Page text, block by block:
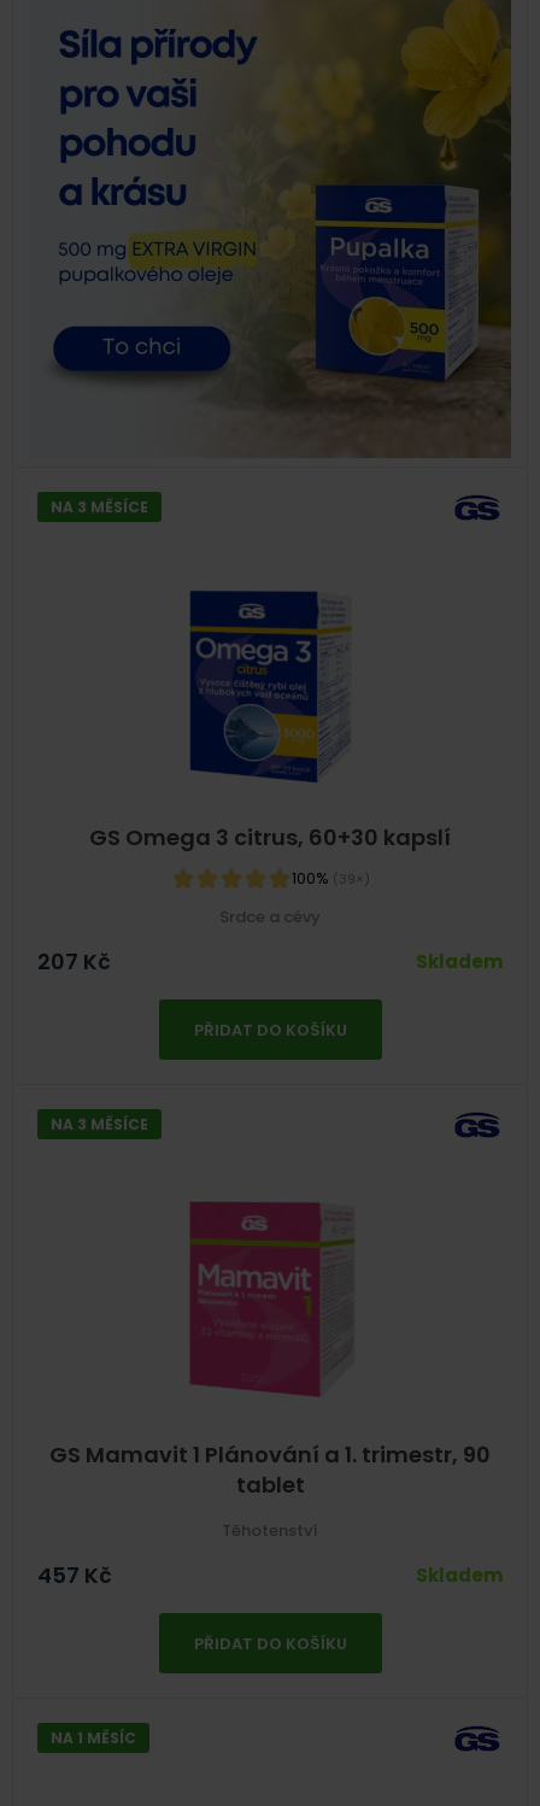
GS Omega 3 citrus, 60+30 kapslí
100% (39×)
NA 3 MĚSÍCE
Srdce a cévy
207 Kč Skladem
PŘIDAT DO KOŠÍKU
GS Mamavit 1 Plánování a 1. trimestr, 90
tablet
NA 3 MĚSÍCE
Těhotenství
457 Kč Skladem
PŘIDAT DO KOŠÍKU
NA 1 MĚSÍC